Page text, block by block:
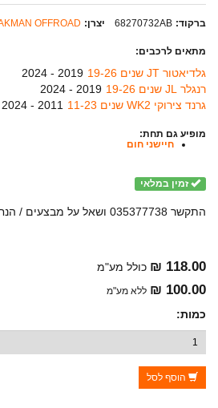
ברקוד: 68270732AB יצרן: OFFROAD
מתאים לרכבים:
גלדיאטור JT שנים 19-26
2019 - 2024
רנגלר JL שנים 19-26
2019 - 2024
גרנד צירוקי WK2 שנים 11-23
2011 - 2024
מופיע גם תחת:
חיישני חום
זמין במלאי
התקשר 035377738 ושאל על מבצעים / הנחה נוספת.
118.00 ₪ כולל מע"מ
100.00 ₪ ללא מע"מ
כמות:
הוסף לסל